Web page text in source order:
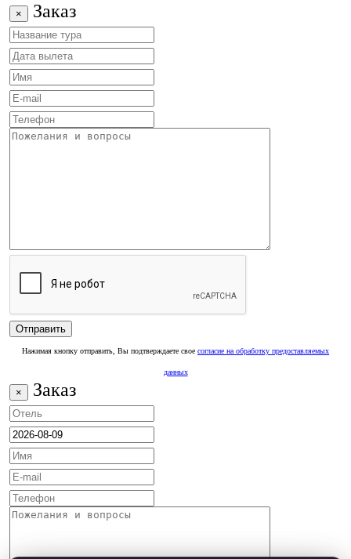
× Заказ
Нажимая кнопку отправить, Вы подтверждаете свое согласие на обработку предоставляемых
данных
× Заказ